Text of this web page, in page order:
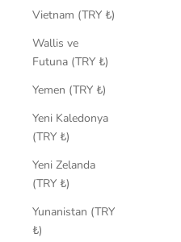
Vietnam (TRY ₺)
Wallis ve
Futuna (TRY ₺)
Yemen (TRY ₺)
Yeni Kaledonya
(TRY ₺)
Yeni Zelanda
(TRY ₺)
Yunanistan (TRY
₺)